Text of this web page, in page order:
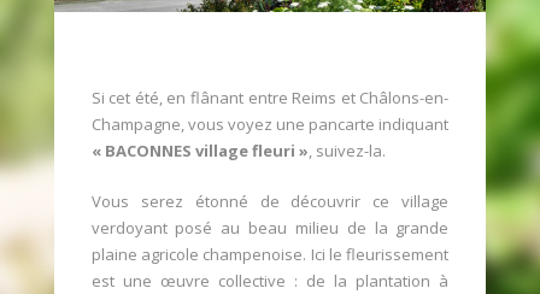
- Baconnes d’aujourd’hui
Crêperie
Eglise
Mairie
Actualités
Si cet été, en flânant entre Reims et Châlons-en-
Champagne, vous voyez une pancarte indiquant
« BACONNES village fleuri », suivez-la.
Vous serez étonné de découvrir ce village
verdoyant posé au beau milieu de la grande
plaine agricole champenoise. Ici le fleurissement
est une œuvre collective : de la plantation à